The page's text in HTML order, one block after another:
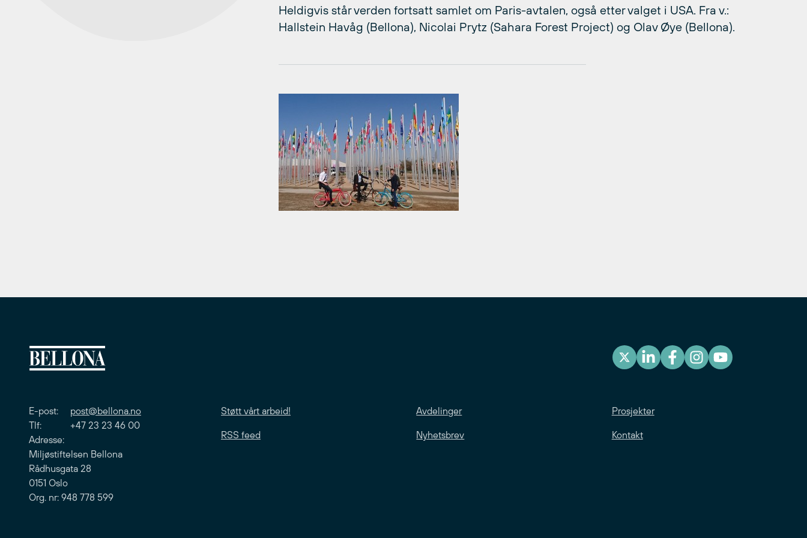
Heldigvis står verden fortsatt samlet om Paris-avtalen, også etter valget i USA. Fra v.:
Hallstein Havåg (Bellona), Nicolai Prytz (Sahara Forest Project) og Olav Øye (Bellona).
E-post: post@bellona.no
Tlf: +47 23 23 46 00
Adresse:
Miljøstiftelsen Bellona
Rådhusgata 28
0151 Oslo
Org. nr: 948 778 599
Støtt vårt arbeid! Avdelinger Prosjekter
RSS feed Nyhetsbrev Kontakt